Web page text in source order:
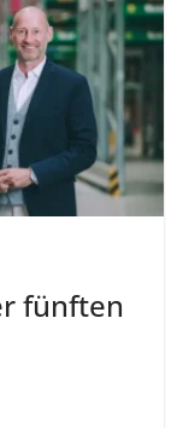
fünften